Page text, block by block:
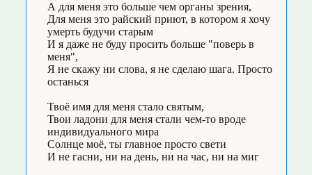
А для меня это больше чем органы зрения,
Для меня это райский приют, в котором я хочу
умерть будучи старым
И я даже не буду просить больше "поверь в
меня",
Я не скажу ни слова, я не сделаю шага. Просто
останься
Твоё имя для меня стало святым,
Твои ладони для меня стали чем-то вроде
индивидуального мира
Солнце моё, ты главное просто свети
И не гасни, ни на день, ни на час, ни на миг